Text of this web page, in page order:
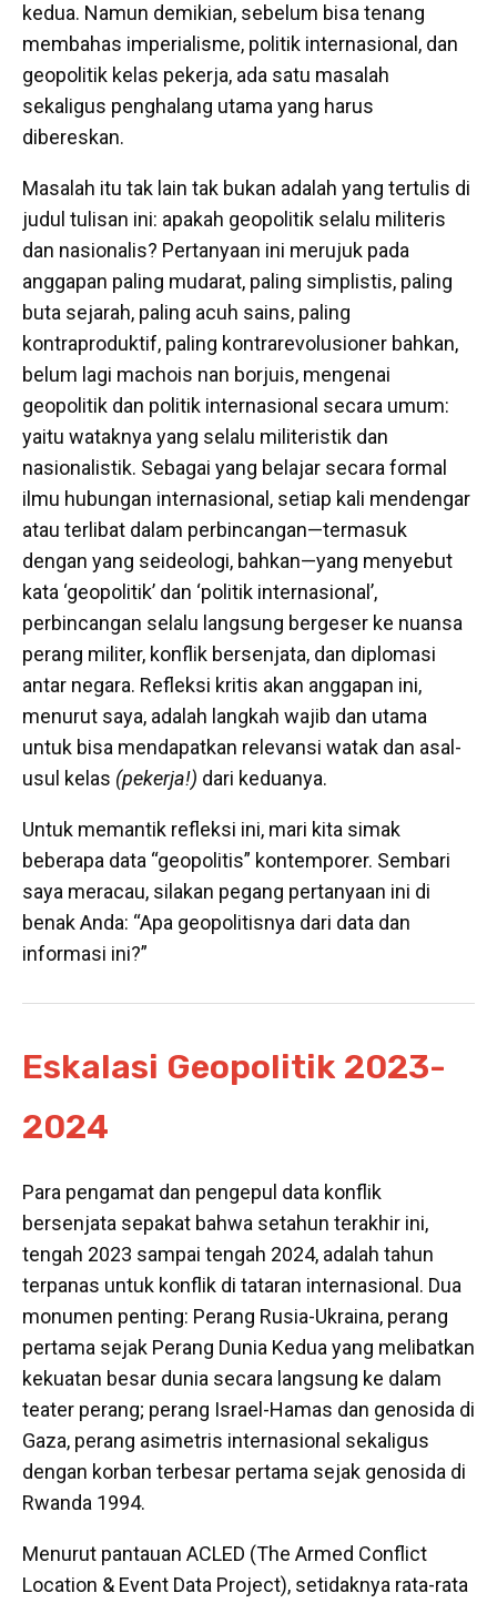
kedua. Namun demikian, sebelum bisa tenang
membahas imperialisme, politik internasional, dan
geopolitik kelas pekerja, ada satu masalah
sekaligus penghalang utama yang harus
dibereskan.
Masalah itu tak lain tak bukan adalah yang tertulis di
judul tulisan ini: apakah geopolitik selalu militeris
dan nasionalis? Pertanyaan ini merujuk pada
anggapan paling mudarat, paling simplistis, paling
buta sejarah, paling acuh sains, paling
kontraproduktif, paling kontrarevolusioner bahkan,
belum lagi machois nan borjuis, mengenai
geopolitik dan politik internasional secara umum:
yaitu wataknya yang selalu militeristik dan
nasionalistik. Sebagai yang belajar secara formal
ilmu hubungan internasional, setiap kali mendengar
atau terlibat dalam perbincangan—termasuk
dengan yang seideologi, bahkan—yang menyebut
kata ‘geopolitik’ dan ‘politik internasional’,
perbincangan selalu langsung bergeser ke nuansa
perang militer, konflik bersenjata, dan diplomasi
antar negara. Refleksi kritis akan anggapan ini,
menurut saya, adalah langkah wajib dan utama
untuk bisa mendapatkan relevansi watak dan asal-
usul kelas (pekerja!) dari keduanya.
Untuk memantik refleksi ini, mari kita simak
beberapa data “geopolitis” kontemporer. Sembari
saya meracau, silakan pegang pertanyaan ini di
benak Anda: “Apa geopolitisnya dari data dan
informasi ini?”
Eskalasi Geopolitik 2023-
2024
Para pengamat dan pengepul data konflik
bersenjata sepakat bahwa setahun terakhir ini,
tengah 2023 sampai tengah 2024, adalah tahun
terpanas untuk konflik di tataran internasional. Dua
monumen penting: Perang Rusia-Ukraina, perang
pertama sejak Perang Dunia Kedua yang melibatkan
kekuatan besar dunia secara langsung ke dalam
teater perang; perang Israel-Hamas dan genosida di
Gaza, perang asimetris internasional sekaligus
dengan korban terbesar pertama sejak genosida di
Rwanda 1994.
Menurut pantauan ACLED (The Armed Conflict
Location & Event Data Project), setidaknya rata-rata